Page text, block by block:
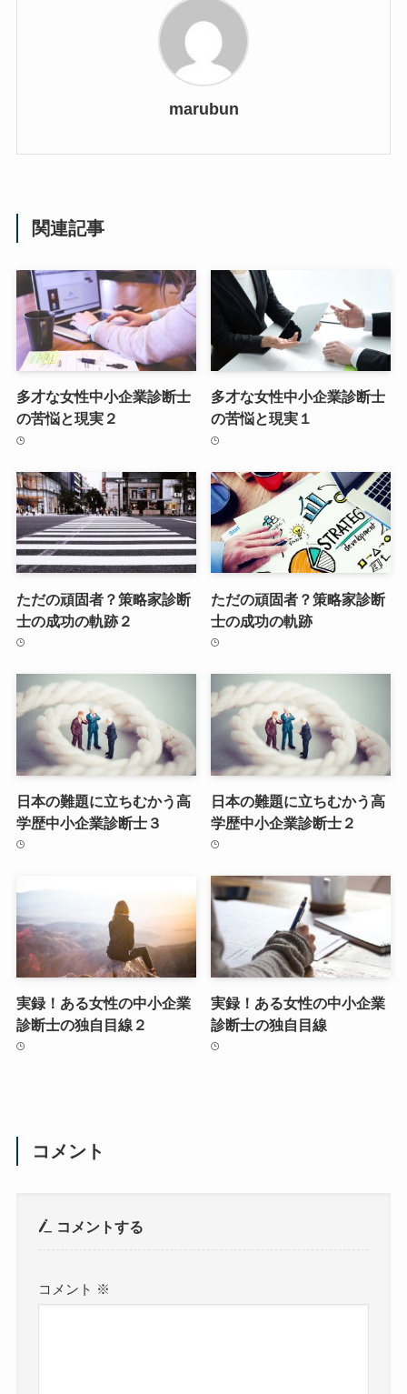
marubun
関連記事
多才な女性中小企業診断士
の苦悩と現実２
多才な女性中小企業診断士
の苦悩と現実１
ただの頑固者？策略家診断
士の成功の軌跡２
ただの頑固者？策略家診断
士の成功の軌跡
日本の難題に立ちむかう高
学歴中小企業診断士３
日本の難題に立ちむかう高
学歴中小企業診断士２
実録！ある女性の中小企業
診断士の独自目線２
実録！ある女性の中小企業
診断士の独自目線
コメント
コメントする
コメント ※